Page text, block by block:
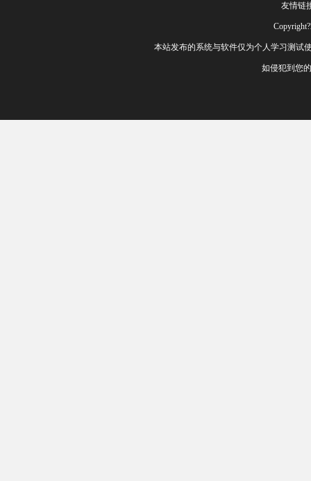
友情链
本站发布的系统与软件仅为个人学习测试
如侵犯到您